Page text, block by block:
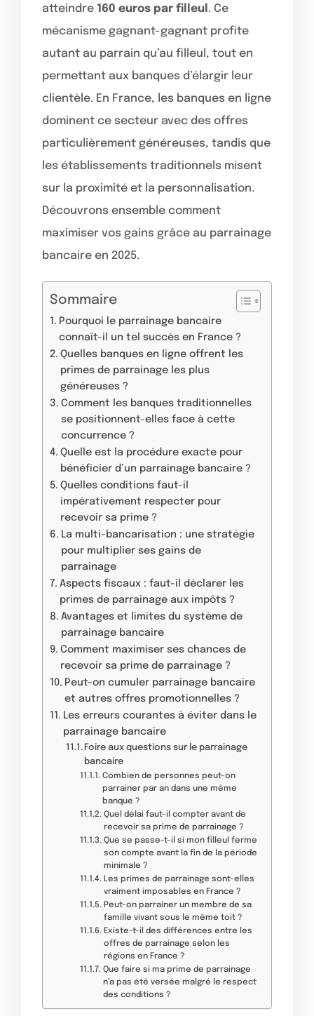
atteindre 160 euros par filleul . Ce
mécanisme gagnant-gagnant profite
autant au parrain qu’au filleul, tout en
permettant aux banques d’élargir leur
clientèle. En France, les banques en ligne
dominent ce secteur avec des offres
particulièrement généreuses, tandis que
les établissements traditionnels misent
sur la proximité et la personnalisation.
Découvrons ensemble comment
maximiser vos gains grâce au parrainage
bancaire en 2025.
Sommaire
Pourquoi le parrainage bancaire
connaît-il un tel succès en France ?
Quelles banques en ligne offrent les
primes de parrainage les plus
généreuses ?
Comment les banques traditionnelles
se positionnent-elles face à cette
concurrence ?
Quelle est la procédure exacte pour
bénéficier d’un parrainage bancaire ?
Quelles conditions faut-il
impérativement respecter pour
recevoir sa prime ?
La multi-bancarisation : une stratégie
pour multiplier ses gains de
parrainage
Aspects fiscaux : faut-il déclarer les
primes de parrainage aux impôts ?
Avantages et limites du système de
parrainage bancaire
Comment maximiser ses chances de
recevoir sa prime de parrainage ?
Peut-on cumuler parrainage bancaire
et autres offres promotionnelles ?
Les erreurs courantes à éviter dans le
parrainage bancaire
Foire aux questions sur le parrainage
bancaire
Combien de personnes peut-on
parrainer par an dans une même
banque ?
Quel délai faut-il compter avant de
recevoir sa prime de parrainage ?
Que se passe-t-il si mon filleul ferme
son compte avant la fin de la période
minimale ?
Les primes de parrainage sont-elles
vraiment imposables en France ?
Peut-on parrainer un membre de sa
famille vivant sous le même toit ?
Existe-t-il des différences entre les
offres de parrainage selon les
régions en France ?
Que faire si ma prime de parrainage
n’a pas été versée malgré le respect
des conditions ?